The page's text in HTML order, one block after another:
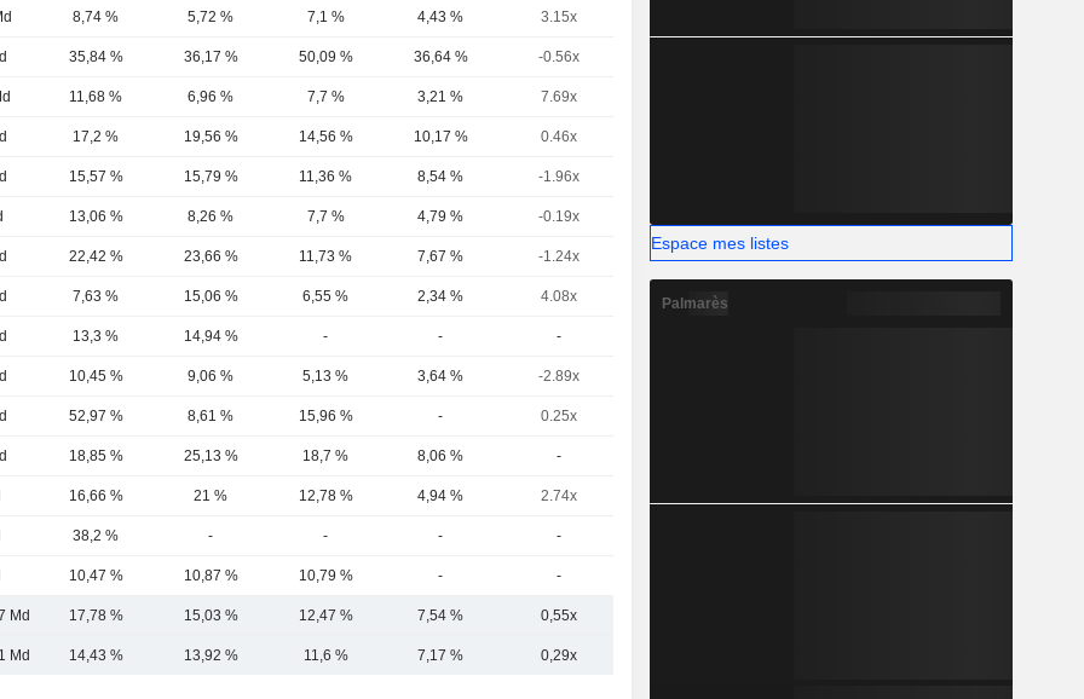
8,74 % 5,72 % 7,1 % 4,43 % 3.15x
35,84 % 36,17 % 50,09 % 36,64 % -0.56x
11,68 % 6,96 % 7,7 % 3,21 % 7.69x
17,2 % 19,56 % 14,56 % 10,17 % 0.46x
15,57 % 15,79 % 11,36 % 8,54 % -1.96x
13,06 % 8,26 % 7,7 % 4,79 % -0.19x
22,42 % 23,66 % 11,73 % 7,67 % -1.24x
7,63 % 15,06 % 6,55 % 2,34 % 4.08x
13,3 % 14,94 % - - -
10,45 % 9,06 % 5,13 % 3,64 % -2.89x
52,97 % 8,61 % 15,96 % - 0.25x
18,85 % 25,13 % 18,7 % 8,06 % -
16,66 % 21 % 12,78 % 4,94 % 2.74x
38,2 % - - - -
10,47 % 10,87 % 10,79 % - -
Md 17,78 % 15,03 % 12,47 % 7,54 % 0,55x
Md 14,43 % 13,92 % 11,6 % 7,17 % 0,29x
Espace mes listes
Palmarès